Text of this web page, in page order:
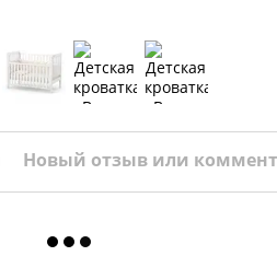
Новый отзыв или